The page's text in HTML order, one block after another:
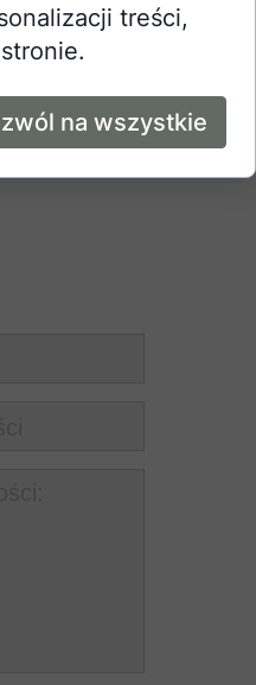
treści,
na wszystkie